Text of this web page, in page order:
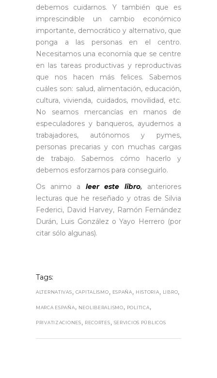
debemos cuidarnos. Y también que es
imprescindible un cambio económico
importante, democrático y alternativo, que
ponga a las personas en el centro.
Necesitamos una economía que se centre
en las tareas productivas y reproductivas
que nos hacen más felices. Sabemos
cuáles son: salud, alimentación, educación,
cultura, vivienda, cuidados, movilidad, etc.
No seamos mercancías en manos de
especuladores y banqueros, ayudemos a
trabajadores, autónomos y pymes,
personas precarias y con muchas cargas
de trabajo. Sabemos cómo hacerlo y
debemos esforzarnos para conseguirlo.
Os animo a leer este libro, anteriores
lecturas que he reseñado y otras de Silvia
Federici, David Harvey, Ramón Fernández
Durán, Luis González o Yayo Herrero (por
citar sólo algunas).
Tags:
ALTERNATIVAS, CAPITALISMO, ESPAÑA, HISTORIA, LIBRO,
MARCA ESPAÑA, NEOLIBERALISMO, POLITICA,
PRIVATIZACIONES, RECORTES, SERVICIOS PÚBLICOS